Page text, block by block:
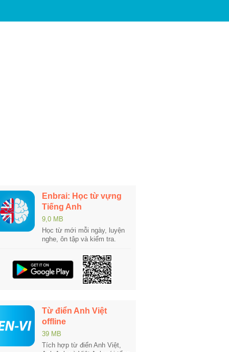
Enbrai: Học từ vựng
Tiếng Anh
9,0 MB
Học từ mới mỗi ngày, luyện
nghe, ôn tập và kiểm tra.
Từ điển Anh Việt
offline
39 MB
Tích hợp từ điển Anh Việt,